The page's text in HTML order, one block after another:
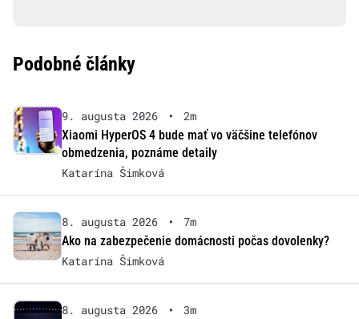
Podobné články
9. augusta 2026 •
2m
Xiaomi HyperOS 4 bude mať vo väčšine telefónov
obmedzenia, poznáme detaily
Katarína Šimková
8. augusta 2026 •
7m
Ako na zabezpečenie domácnosti počas dovolenky?
Katarína Šimková
8. augusta 2026 •
3m